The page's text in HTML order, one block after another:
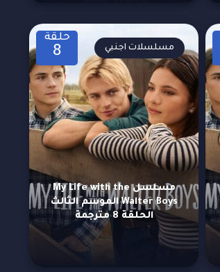
حلقة
8
مسلسل My Life with the
Walter Boys الموسم الثالث
الحلقة 8 مترجمة
مسلسلات اجنبي